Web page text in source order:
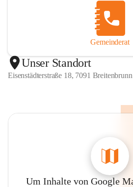
Gemeinderat
Unser Standort
Eisenstädterstraße 18, 7091
Um Inhalte von Google